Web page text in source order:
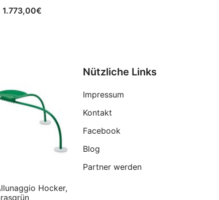
1.773,00€
Hocker,
Nützliche Links
Impressum
Kontakt
Facebook
Blog
Partner werden